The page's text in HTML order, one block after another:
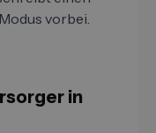
vorbei.
in